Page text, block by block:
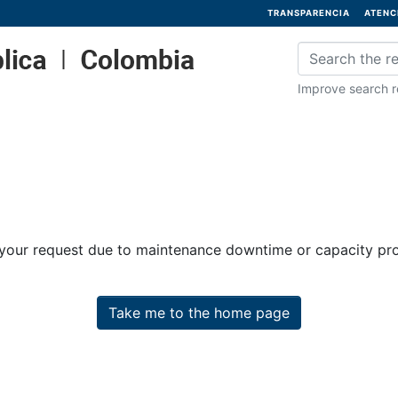
TRANSPARENCIA
Improve search
request due to maintenance downtime or capacity
Take me to the home page